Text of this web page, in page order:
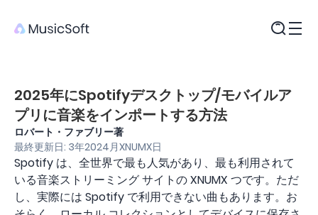
2025年にSpotifyデスクトップ/モバイルア
プリに音楽をインポートする方法
ロバート・ファブリー著
最終更新日: 3年2024月XNUMX日
Spotify は、全世界で最も人気があり、最も利用されて
いる音楽ストリーミング サイトの XNUMX つです。ただ
し、実際には Spotify で利用できない曲もあります。お